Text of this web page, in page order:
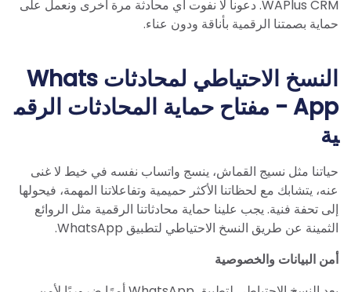
WAPlus CRM. دعونا لا نفوت أي محادثة مرة أخرى ونعمل على
حماية بصمتنا الرقمية بأناقة ودون عناء.
النسخ الاحتياطي لمحادثات Whats
App - مفتاح حماية المحادثات الرقم
ية
حياتنا مثل نسيج القماش، ينسج واتساب نفسه في خيط لا غنى
عنه، يتشابك مع لحظاتنا الأكثر حميمية وتفاعلاتنا المهمة، فيحولها
إلى تحفة فنية. يجب علينا حماية محادثاتنا الرقمية مثل الروائع
الثمينة عن طريق النسخ الاحتياطي لتطبيق WhatsApp.
أمن البيانات والخصوصية